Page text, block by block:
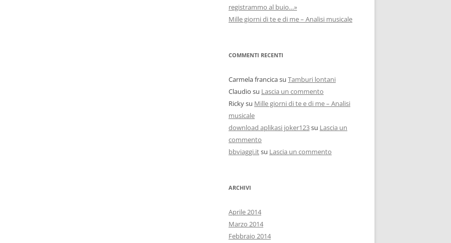
registrammo al buio…»
Mille giorni di te e di me – Analisi musicale
COMMENTI RECENTI
Carmela francicasu Tamburi lontani
Claudio su Lascia un commento
Rickysu Mille giorni di te e di me – Analisi
musicale
download aplikasi joker123su Lascia un
commento
bbviaggi.itsu Lascia un commento
ARCHIVI
Aprile 2014
Marzo 2014
Febbraio 2014